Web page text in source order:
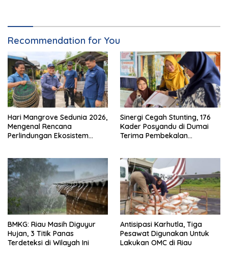
Recommendation for You
Hari Mangrove Sedunia 2026,
Mengenal Rencana
Perlindungan Ekosistem
Sinergi Cegah Stunting, 176
Kader Posyandu di Dumai
Terima Pembekalan
BMKG: Riau Masih Diguyur
Hujan, 3 Titik Panas
Terdeteksi di Wilayah Ini
Antisipasi Karhutla, Tiga
Pesawat Digunakan Untuk
Lakukan OMC di Riau